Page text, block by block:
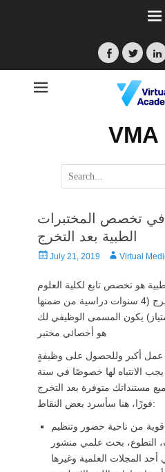
Facebook
Twitter
Search
for:
تخصص المختبرات
الطبية بعد التخرج
PostedJuly 21, 2019 AuthorVirtual
هو تخصص تابع لكلية العلوم
الطبية التطبيقية، وبعد التخرج (4 سنوات دراسية من ضمنها
يكون المسمى الوظيفي لك
أكبر وللحصول على وظيفةٍ
الانتباه لها خصوصًا في سنة
مستنداتك متوفرة بعد التخرج
فورًا، هنا سأسرد بعض النقاط:
من ناحية حضور وتنظيم
التطوع، بحث علمي منشور